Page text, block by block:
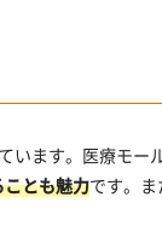
います。医療モー
とも魅力です。ま